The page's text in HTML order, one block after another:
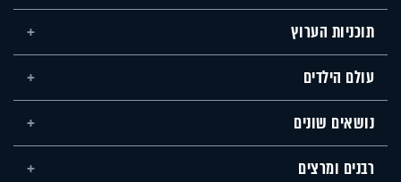
תוכניות הערוץ
עולם הילדים
נושאים שונים
רבנים ומרצים